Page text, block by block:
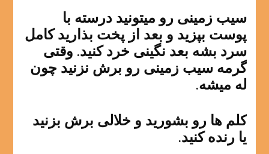
سیب زمینی رو میتونید درسته با
پوست بپزید و بعد از پخت بذارید کامل
سرد بشه بعد نگینی خرد کنید. وقتی
گرمه سیب زمینی رو برش نزنید چون
له میشه.
کلم ها رو بشورید و خلالی برش بزنید
یا رنده کنید.